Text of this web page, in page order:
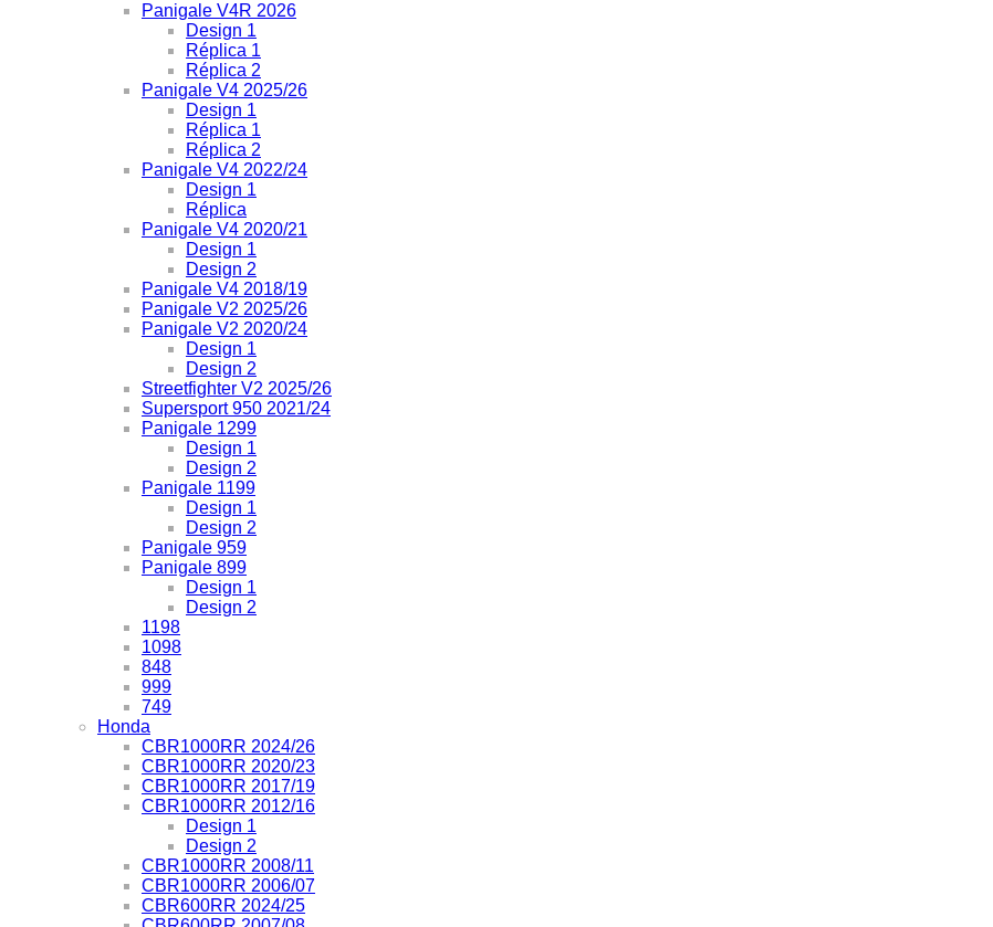
Panigale V4R 2026
Design 1
Réplica 1
Réplica 2
Panigale V4 2025/26
Design 1
Réplica 1
Réplica 2
Panigale V4 2022/24
Design 1
Réplica
Panigale V4 2020/21
Design 1
Design 2
Panigale V4 2018/19
Panigale V2 2025/26
Panigale V2 2020/24
Design 1
Design 2
Streetfighter V2 2025/26
Supersport 950 2021/24
Panigale 1299
Design 1
Design 2
Panigale 1199
Design 1
Design 2
Panigale 959
Panigale 899
Design 1
Design 2
1198
1098
848
999
749
Honda
CBR1000RR 2024/26
CBR1000RR 2020/23
CBR1000RR 2017/19
CBR1000RR 2012/16
Design 1
Design 2
CBR1000RR 2008/11
CBR1000RR 2006/07
CBR600RR 2024/25